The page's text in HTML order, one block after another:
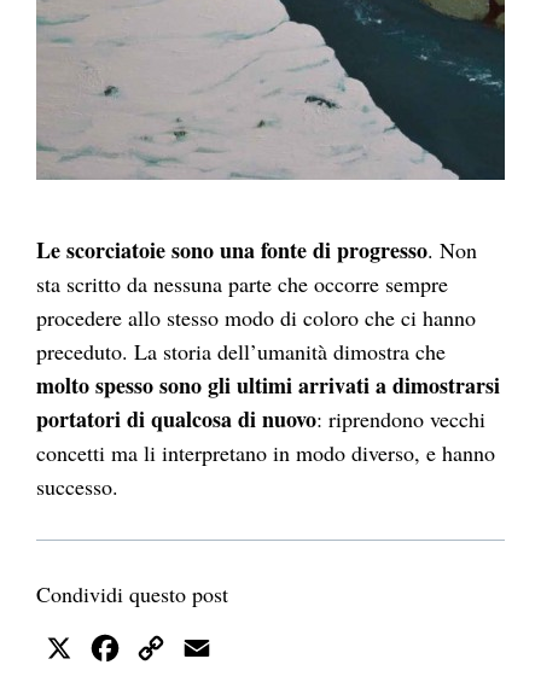
Le scorciatoie sono una fonte di progresso. Non
sta scritto da nessuna parte che occorre sempre
procedere allo stesso modo di coloro che ci hanno
preceduto. La storia dell’umanità dimostra che
molto spesso sono gli ultimi arrivati a dimostrarsi
portatori di qualcosa di nuovo: riprendono vecchi
concetti ma li interpretano in modo diverso, e hanno
successo.
Condividi questo post
X FacebookCopy